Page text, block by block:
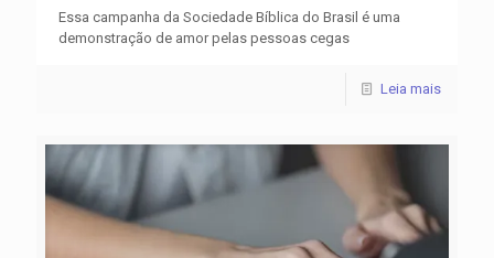
Essa campanha da Sociedade Bíblica do Brasil é uma
demonstração de amor pelas pessoas cegas
Leia mais